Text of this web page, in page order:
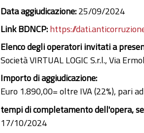
Data aggiudicazione:25/09/2024
Link BDNCP:https://
Elenco degli operatori invitati a
Società VIRTUAL LOGIC S.r.l., Via
Importo di aggiudicazione:
Euro 1.890,00= oltre IVA (22%), pari
tempi di completamento dell'opera,
17/10/2024